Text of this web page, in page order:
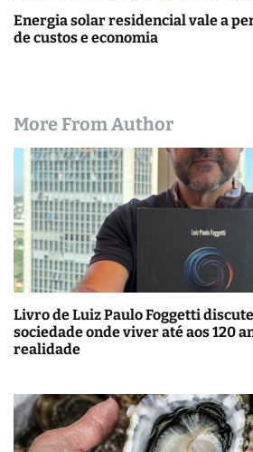
Energia solar residencial vale a
de custos e economia
More From Author
Livro de Luiz Paulo Foggetti
sociedade onde viver até aos 120
realidade